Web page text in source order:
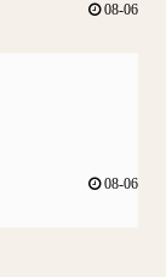
08-06
08-06